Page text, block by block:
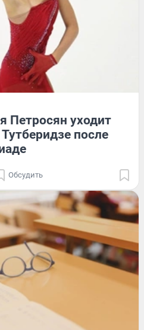
Петросян уходит
после
Обсудить